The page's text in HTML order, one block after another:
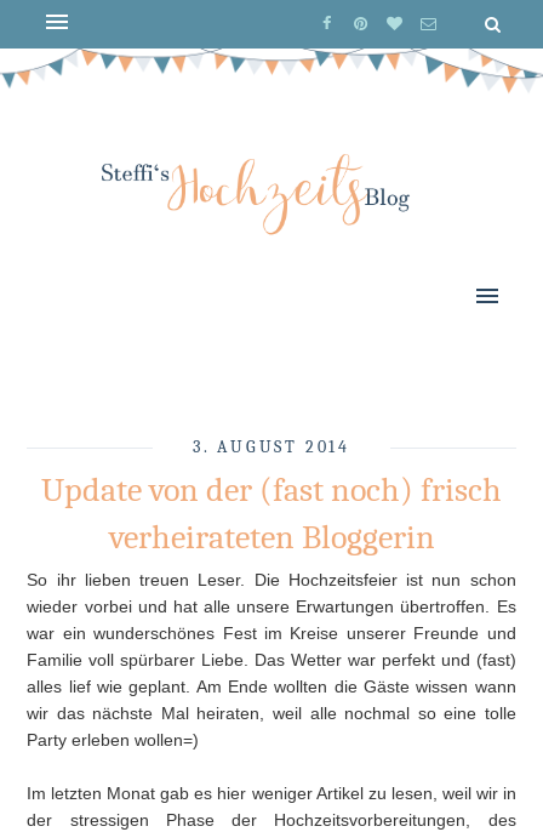
3. AUGUST 2014
Update von der (fast noch) frisch
verheirateten Bloggerin
So ihr lieben treuen Leser. Die Hochzeitsfeier ist nun schon
wieder vorbei und hat alle unsere Erwartungen übertroffen. Es
war ein wunderschönes Fest im Kreise unserer Freunde und
Familie voll spürbarer Liebe. Das Wetter war perfekt und (fast)
alles lief wie geplant. Am Ende wollten die Gäste wissen wann
wir das nächste Mal heiraten, weil alle nochmal so eine tolle
Party erleben wollen=)
Im letzten Monat gab es hier weniger Artikel zu lesen, weil wir in
der stressigen Phase der Hochzeitsvorbereitungen, des